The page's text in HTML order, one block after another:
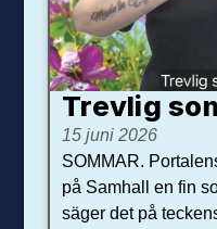
Trevlig
15 juni 2026
SOMMAR.
på Samhall en fin
säger det på